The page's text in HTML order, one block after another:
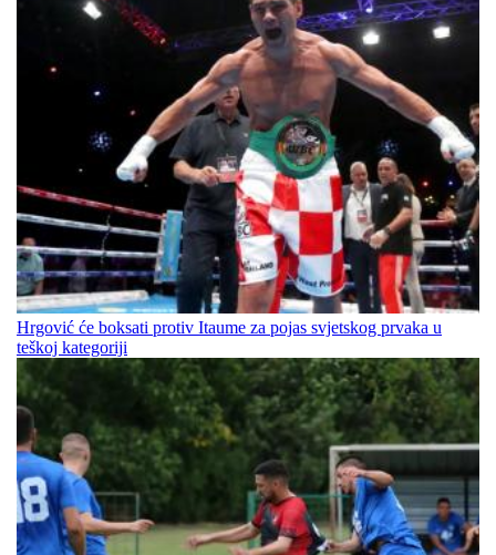
Hrgović će boksati protiv Itaume za pojas svjetskog prvaka u
teškoj kategoriji